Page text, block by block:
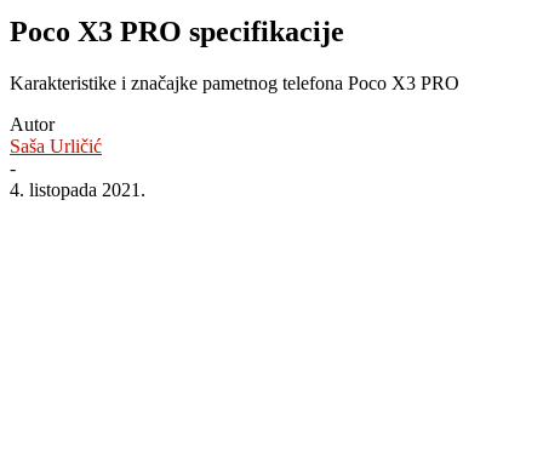
Poco X3 PRO specifikacije
Karakteristike i značajke pametnog telefona Poco X3 PRO
Autor
Saša Urličić
-
4. listopada 2021.